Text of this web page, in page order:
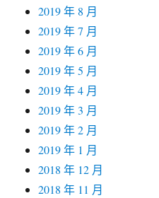
2019 年 8 月
2019 年 7 月
2019 年 6 月
2019 年 5 月
2019 年 4 月
2019 年 3 月
2019 年 2 月
2019 年 1 月
2018 年 12 月
2018 年 11 月